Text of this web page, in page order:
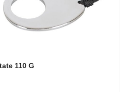
110 G